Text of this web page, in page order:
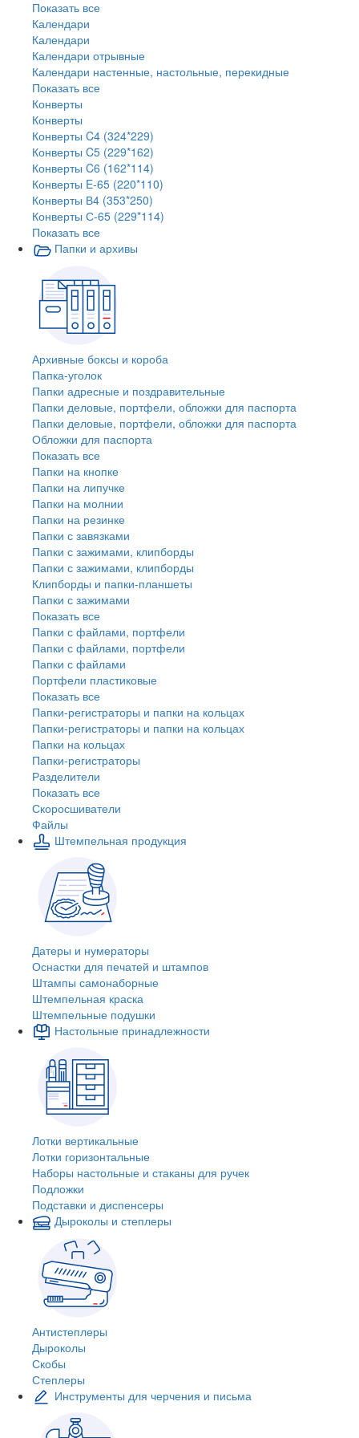
Показать все
Календари
Календари
Календари отрывные
Календари настенные, настольные, перекидные
Показать все
Конверты
Конверты
Конверты C4 (324*229)
Конверты C5 (229*162)
Конверты C6 (162*114)
Конверты E-65 (220*110)
Конверты В4 (353*250)
Конверты С-65 (229*114)
Показать все
Папки и архивы
Архивные боксы и короба
Папка-уголок
Папки адресные и поздравительные
Папки деловые, портфели, обложки для паспорта
Папки деловые, портфели, обложки для паспорта
Обложки для паспорта
Показать все
Папки на кнопке
Папки на липучке
Папки на молнии
Папки на резинке
Папки с завязками
Папки с зажимами, клипборды
Папки с зажимами, клипборды
Клипборды и папки-планшеты
Папки с зажимами
Показать все
Папки с файлами, портфели
Папки с файлами, портфели
Папки с файлами
Портфели пластиковые
Показать все
Папки-регистраторы и папки на кольцах
Папки-регистраторы и папки на кольцах
Папки на кольцах
Папки-регистраторы
Разделители
Показать все
Скоросшиватели
Файлы
Штемпельная продукция
Датеры и нумераторы
Оснастки для печатей и штампов
Штампы самонаборные
Штемпельная краска
Штемпельные подушки
Настольные принадлежности
Лотки вертикальные
Лотки горизонтальные
Наборы настольные и стаканы для ручек
Подложки
Подставки и диспенсеры
Дыроколы и степлеры
Антистеплеры
Дыроколы
Скобы
Степлеры
Инструменты для черчения и письма